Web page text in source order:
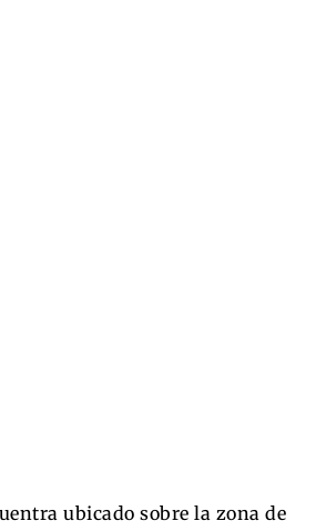
ubicado sobre la zona de